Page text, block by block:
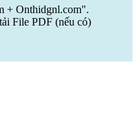
+ Onthidgnl.com".
File PDF (nếu có)